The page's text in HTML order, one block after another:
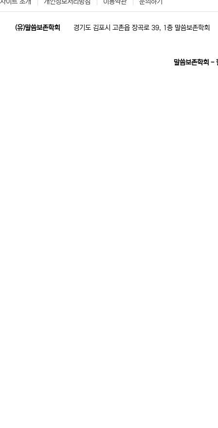
(유)말씀보존학회 경기도 김포시 고촌읍 장곡로 39, 1층 말씀보존학회
말씀보존학회 -